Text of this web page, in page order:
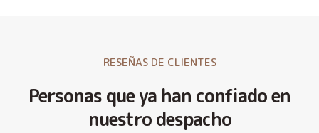
RESEÑAS DE CLIENTES
Personas que ya han confiado en
nuestro despacho